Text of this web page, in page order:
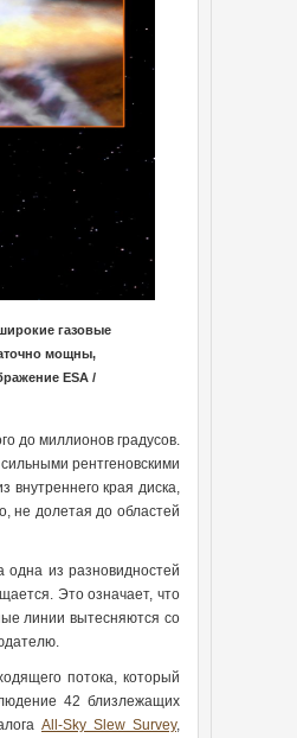
газовые
мощны,
ESA /
до миллионов градусов.
рентгеновскими
внутреннего края диска,
не долетая до областей
одна из разновидностей
Это означает, что
линии вытесняются со
потока, который
42 близлежащих
All-Sky Slew Survey,